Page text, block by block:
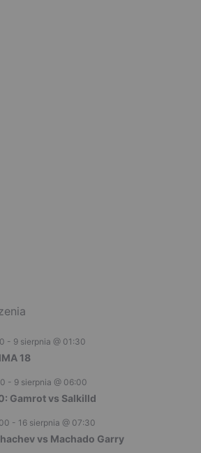
- 9 sierpnia @ 01:30
18
- 9 sierpnia @ 06:00
Gamrot vs Salkilld
- 16 sierpnia @ 07:30
vs Machado Garry